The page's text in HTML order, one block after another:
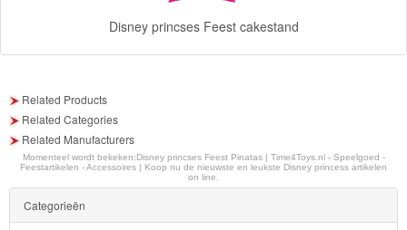
10
Fairies
Megabloks
Monster
High
Disney princses Feest cakestand
Related Products
Related Categories
Related Manufacturers
Momenteel wordt bekeken:Disney princses Feest Pinatas | Time4Toys.nl - Speelgoed -
Feestartikelen - Accessoires | Koop nu de nieuwste en leukste Disney princess artikelen
on line.
Categorieën